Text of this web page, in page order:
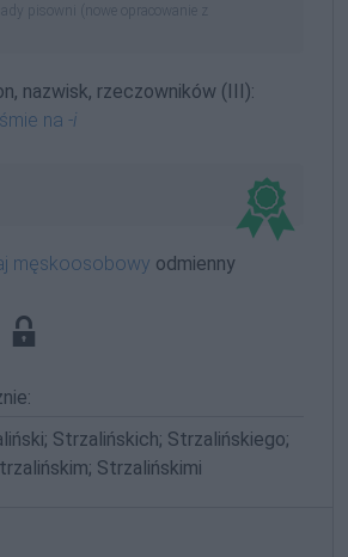
pisowni (nowe opracowanie z
nazwisk, rzeczowników (III):
na -i
męskoosobowy odmienny
Strzalińskich; Strzalińskiego;
Strzalińskimi